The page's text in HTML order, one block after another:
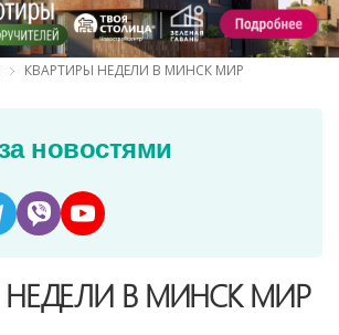
КВАРТИРЫ НЕДЕЛИ В МИНСК МИР
новостями
НЕДЕЛИ В МИНСК МИР